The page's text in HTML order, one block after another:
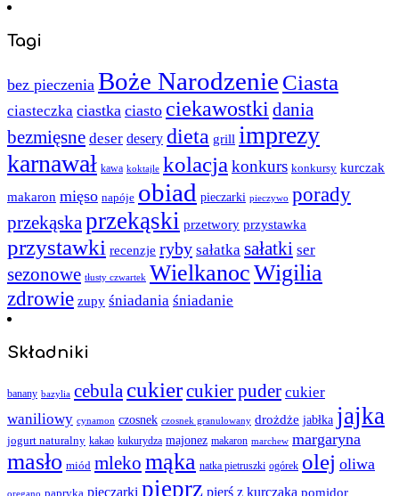
Tagi
bez pieczenia Boże Narodzenie Ciasta
ciasteczka ciastka ciasto ciekawostki dania
bezmięsne deser desery dieta grill imprezy
karnawał kawa koktajle kolacja konkurs konkursy kurczak
makaron mięso napóje obiad pieczarki pieczywo porady
przekąskaprzekąski przetwory przystawka
przystawki recenzje ryby sałatka sałatki ser
sezonowe tłusty czwartek WielkanocWigilia
zdrowie zupy śniadania śniadanie
Składniki
banany bazylia cebula cukiercukier puder cukier
waniliowy cynamon czosnek czosnek granulowany drożdże jabłka jajka
jogurt naturalny kakao kukurydza majonez makaron marchew margaryna
masło miód mleko mąka natka pietruszki ogórek olej oliwa
oregano papryka pieczarki pieprz pierś z kurczaka pomidor